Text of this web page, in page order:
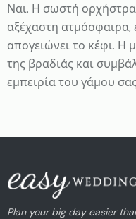
Ναι. Η σωστή
αξέχαστη ατμόσφαιρα,
απογειώνει το κέφι. Η
της βραδιάς και
εμπειρία του γάμου
Plan your big day easier